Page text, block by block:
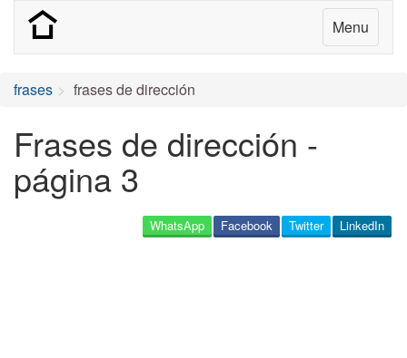
Menu
frases frases de dirección
Frases de dirección -
página 3
LinkedIn
Twitter
Facebook
WhatsApp